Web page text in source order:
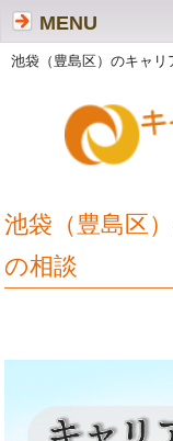
池袋（豊島区）のキャ
MENU
池袋（豊島区
の相談